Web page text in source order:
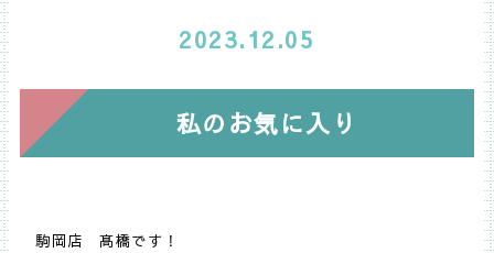
2023.12.05
私のお気に入り
駒岡店 髙橋です！